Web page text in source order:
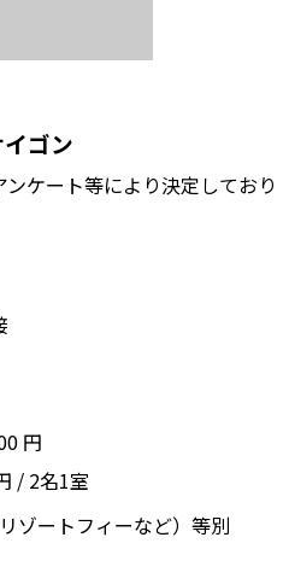
ゴン
ンケート等により決定しており
円
/ 2名1室
ゾートフィーなど）等別